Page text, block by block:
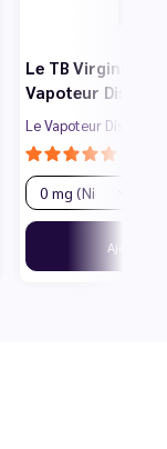
Le TB Virginia 10
Vapoteur
Le Vapoteur Discount
Ajouter